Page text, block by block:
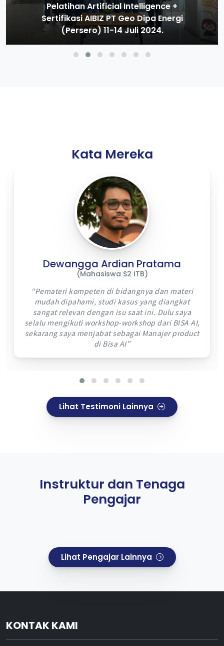
Pelatihan Artifisial Intelligence +
Sertifikasi GenAIBIZ Universitas Bung
Hatta 1 - 3 Juli 2024.
Kata Mereka
Dewangga Ardian Pratama
(Mahasiswa S2 ITB)
Pemateri kompeten di bidangnya dan materi
mudah dipahami, studi kasus yang diangkat
sangat relevan dengan isu saat ini. Dulu saya
selalu mengikuti workshop-workshop dari BISA AI,
sekarang saya menjabat sebagai Manajer product
di Bisa AI
Lihat Testimoni Lainnya
Instruktur dan Tenaga
Pengajar
Lihat Pengajar Lainnya
KONTAK KAMI